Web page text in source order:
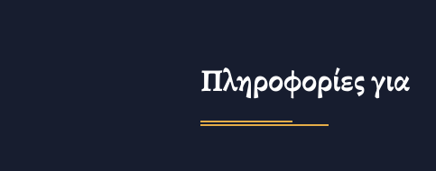
Πληροφορίες για